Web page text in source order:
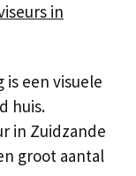
in
een visuele
huis.
in Zuidzande
groot aantal